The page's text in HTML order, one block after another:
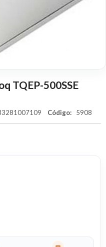
TQEP-500SSE
Código: 5908